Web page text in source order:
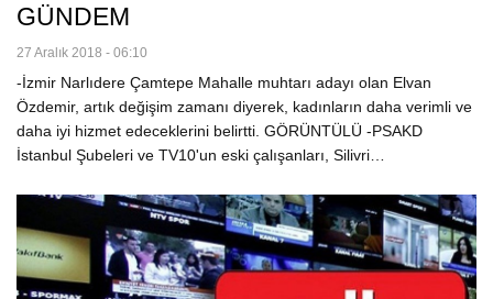
GÜNDEM
27 Aralık 2018 - 06:10
-İzmir Narlıdere Çamtepe Mahalle muhtarı adayı olan Elvan
Özdemir, artık değişim zamanı diyerek, kadınların daha verimli ve
daha iyi hizmet edeceklerini belirtti. GÖRÜNTÜLÜ -PSAKD
İstanbul Şubeleri ve TV10'un eski çalışanları, Silivri…